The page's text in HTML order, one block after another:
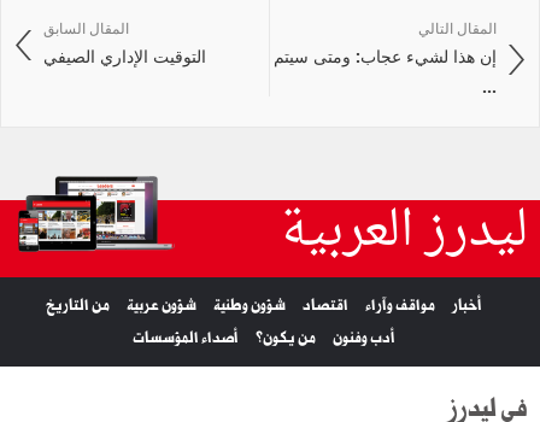
المقال السابق
التوقيت الإداري الصيفي
المقال التالي
إن هذا لشيء عجاب: ومتى سيتم
...
ليدرز العربية
أخبار مواقف وآراء اقتصاد شؤون وطنية شؤون عربية
من التاريخ
أدب وفنون
من يكون؟ أصداء المؤسسات
في ليدرز